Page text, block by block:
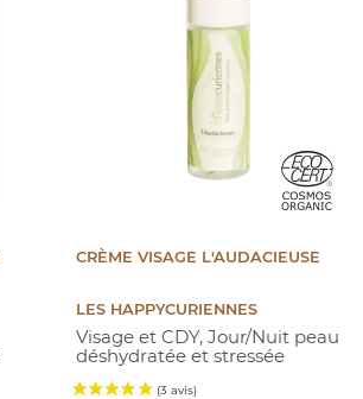
CRÈME VISAGE L'AUDACIEUSE
LES HAPPYCURIENNES
Visage et CDY, Jour/Nuit peau
déshydratée et stressée